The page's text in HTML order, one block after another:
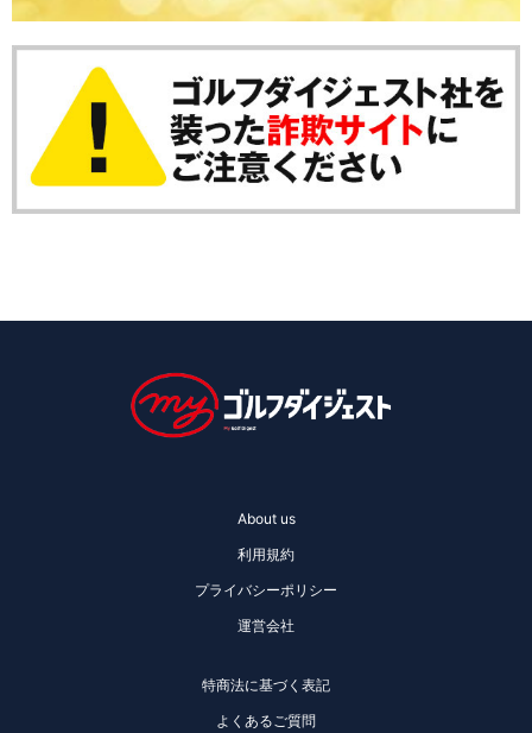
About us
利用規約
プライバシーポリシー
運営会社
特商法に基づく表記
よくあるご質問